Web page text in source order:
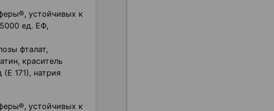
устойчивых к
ед. ЕФ,
фталат,
краситель
171), натрия
устойчивых к